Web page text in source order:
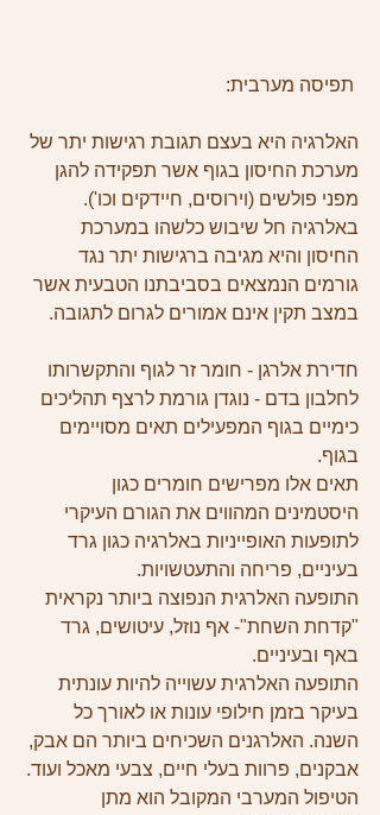
האלרגיה היא בעצם תגובת רגישות יתר של
מערכת החיסון בגוף אשר תפקידה להגן
מפני פולשים (וירוסים, חיידקים וכו').
באלרגיה חל שיבוש כלשהו במערכת
החיסון והיא מגיבה ברגישות יתר נגד
גורמים הנמצאים בסביבתנו הטבעית אשר
במצב תקין אינם אמורים לגרום לתגובה.
חדירת אלרגן - חומר זר לגוף והתקשרותו
לחלבון בדם - נוגדן גורמת לרצף תהליכים
כימיים בגוף המפעילים תאים מסויימים
בגוף.
תאים אלו מפרישים חומרים כגון
היסטמינים המהווים את הגורם העיקרי
לתופעות האופייניות באלרגיה כגון גרד
בעיניים, פריחה והתעטשויות.
התופעה האלרגית הנפוצה ביותר נקראית
"קדחת השחת"- אף נוזל, עיטושים, גרד
באף ובעיניים.
התופעה האלרגית עשוייה להיות עונתית
בעיקר בזמן חילופי עונות או לאורך כל
השנה. האלרגנים השכיחים ביותר הם אבק,
אבקנים, פרוות בעלי חיים, צבעי מאכל ועוד.
הטיפול המערבי המקובל הוא מתן